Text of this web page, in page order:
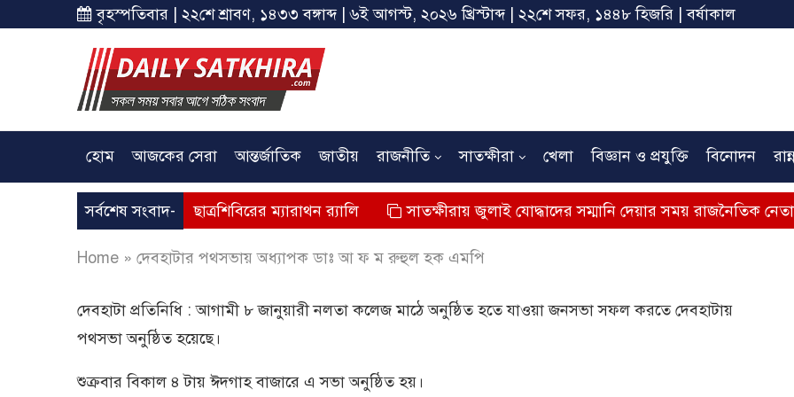
বৃহস্পতিবার | ২২শে শ্রাবণ, ১৪৩৩ বঙ্গাব্দ | ৬ই আগস্ট, ২০২৬ খ্রিস্টাব্দ | ২২শে সফর, ১৪৪৮ হিজরি | বর্ষাকাল
হোম আজকের সেরা আন্তর্জাতিক জাতীয় রাজনীতি সাতক্ষীরা খেলা বিজ্ঞান ও প্রযুক্তি বিনোদন
সর্বশেষ সংবাদ-
বর্ষে সাতক্ষীরায় ছাত্রশিবিরের ম্যারাথন র‌্যালি সাতক্ষীরায় জুলাই যোদ্ধাদের সম্মানি দেয়ার সময় রাজনৈতিক নেতাদের মঞ্চে
Home » দেবহাটার পথসভায় অধ্যাপক ডাঃ আ ফ ম রুহুল হক এমপি
দেবহাটা প্রতিনিধি : আগামী ৮ জানুয়ারী নলতা কলেজ মাঠে অনুষ্ঠিত হতে যাওয়া জনসভা সফল করতে দেবহাটায়
পথসভা অনুষ্ঠিত হয়েছে।
শুক্রবার বিকাল ৪ টায় ঈদগাহ বাজারে এ সভা অনুষ্ঠিত হয়।